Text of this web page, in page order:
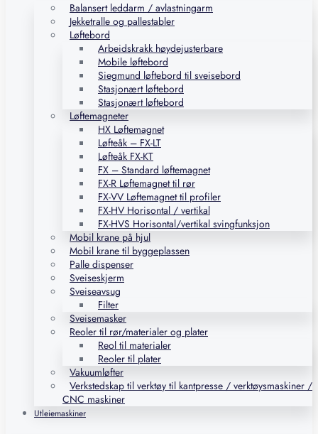
Balansert leddarm / avlastningarm
Jekketralle og pallestabler
Løftebord
Arbeidskrakk høydejusterbare
Mobile løftebord
Siegmund løftebord til sveisebord
Stasjonært løftebord
Stasjonært løftebord
Løftemagneter
HX Løftemagnet
Løfteåk – FX-LT
Løfteåk FX-KT
FX – Standard løftemagnet
FX-R Løftemagnet til rør
FX-VV Løftemagnet til profiler
FX-HV Horisontal / vertikal
FX-HVS Horisontal/vertikal svingfunksjon
Mobil krane på hjul
Mobil krane til byggeplassen
Palle dispenser
Sveiseskjerm
Sveiseavsug
Filter
Sveisemasker
Reoler til rør/materialer og plater
Reol til materialer
Reoler til plater
Vakuumløfter
Verkstedskap til verktøy til kantpresse / verktøysmaskiner /
CNC maskiner
Utleiemaskiner